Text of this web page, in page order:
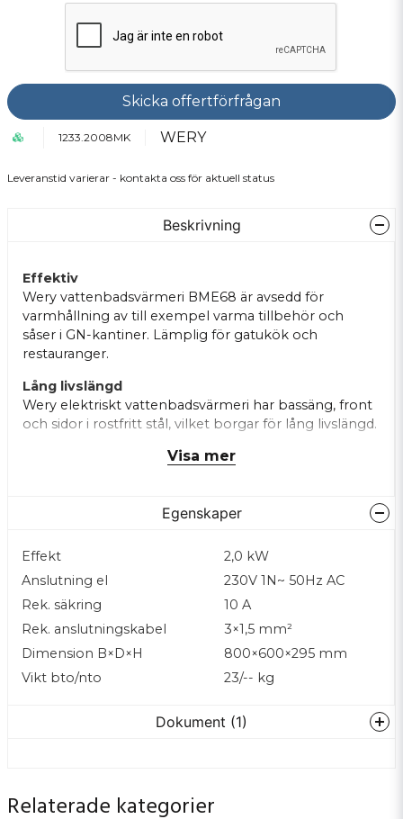
Skicka offertförfrågan
1233.2008MK WERY
Leveranstid varierar - kontakta oss för aktuell status
Beskrivning
Effektiv
Wery vattenbadsvärmeri BME68 är avsedd för
varmhållning av till exempel varma tillbehör och
såser i GN-kantiner. Lämplig för gatukök och
restauranger.
Lång livslängd
Wery elektriskt vattenbadsvärmeri har bassäng, front
och sidor i rostfritt stål, vilket borgar för lång livslängd.
CE-godkänd och levereras med utförlig svensk
Placering och säkerhet
stativ/underskåp/kylbänk men kan även placeras på
gummifötter.
Visa mer
Egenskaper
Effekt
2,0 kW
Anslutning el
230V 1N~ 50Hz AC
Rek. säkring
10 A
Rek. anslutningskabel
3×1,5 mm²
Dimension B×D×H
800×600×295 mm
Vikt bto/nto
23/-- kg
Dokument (1)
BME68.pdf
198.33 KB
Relaterade kategorier